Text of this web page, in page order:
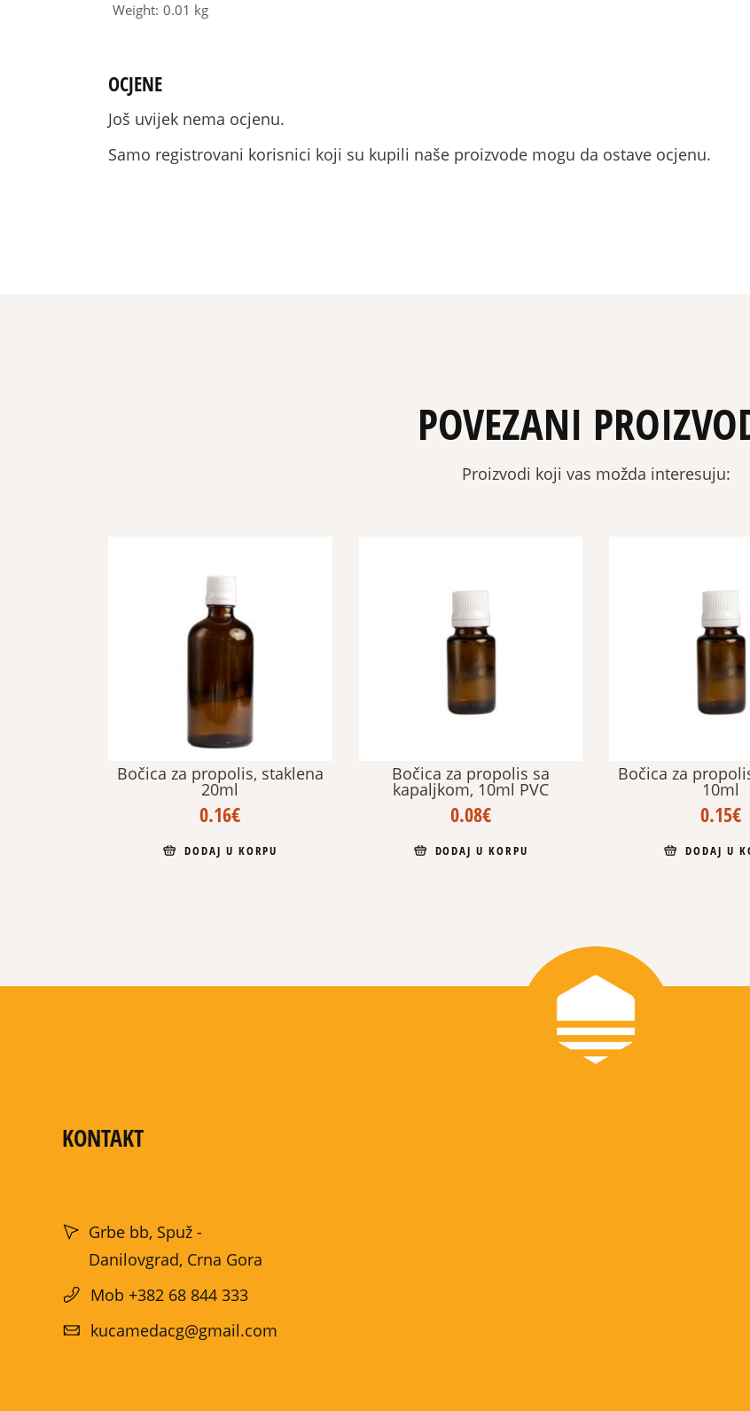
Weight 0.01 kg
OCJENE
Još uvijek nema ocjenu.
Samo registrovani korisnici koji su kupili naše proizvode mogu da ostave ocjenu.
POVEZANI
Proizvodi koji vas možda interesuju:
Bočica za propolis, staklena
20ml
0.16€
DODAJ U KORPU
Bočica za propolis sa
kapaljkom, 10ml PVC
0.08€
DODAJ U KORPU
Bočica za
10ml
0.15€
DODAJ U
KONTAKT
Grbe bb, Spuž -
Danilovgrad, Crna Gora
Mob +382 68 844 333
kucamedacg@gmail.com